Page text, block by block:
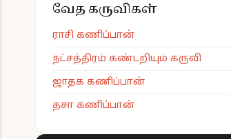
வேத கருவிகள்
ராசி கணிப்பான்
நட்சத்திரம் கண்டறியும் கருவி
ஜாதக கணிப்பான்
தசா கணிப்பான்